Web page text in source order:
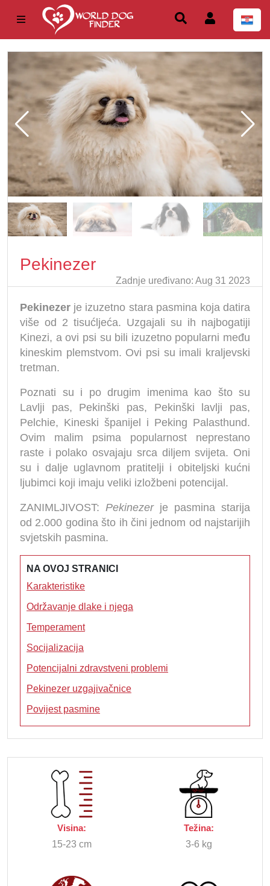
Pekinezer
Zadnje uređivano: Aug 31 2023
Pekinezer je izuzetno stara pasmina koja datira
više od 2 tisućljeća. Uzgajali su ih najbogatiji
Kinezi, a ovi psi su bili izuzetno popularni među
kineskim plemstvom. Ovi psi su imali kraljevski
tretman.
Poznati su i po drugim imenima kao što su
Lavlji pas, Pekinški pas, Pekinški lavlji pas,
Pelchie, Kineski španijel i Peking Palasthund.
Ovim malim psima popularnost neprestano
raste i polako osvajaju srca diljem svijeta. Oni
su i dalje uglavnom pratitelji i obiteljski kućni
ljubimci koji imaju veliki izložbeni potencijal.
ZANIMLJIVOST: Pekinezerje pasmina starija
od 2.000 godina što ih čini jednom od najstarijih
svjetskih pasmina.
NA OVOJ STRANICI
Karakteristike
Održavanje dlake i njega
Temperament
Socijalizacija
Potencijalni zdravstveni problemi
Pekinezer uzgajivačnice
Povijest pasmine
Visina:
15-23 cm
Težina:
3-6 kg